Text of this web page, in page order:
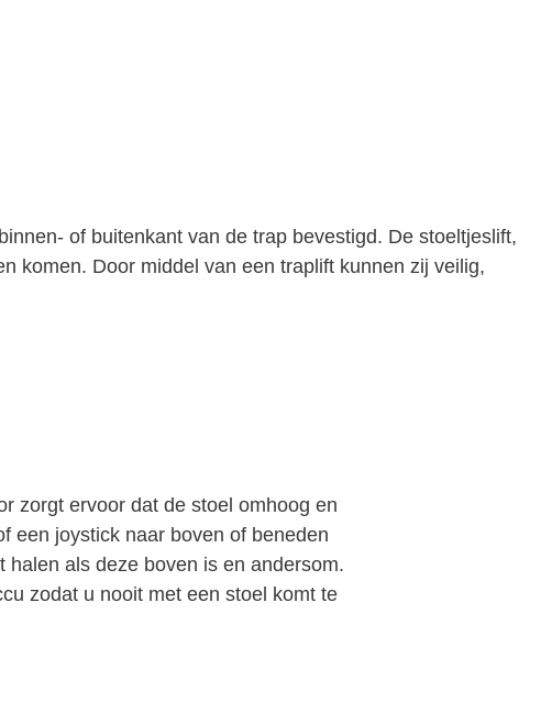
of buitenkant van de trap bevestigd. De stoeltjeslift,
komen. Door middel van een traplift kunnen zij veilig,
zorgt ervoor dat de stoel omhoog en
een joystick naar boven of beneden
als deze boven is en andersom.
zodat u nooit met een stoel komt te